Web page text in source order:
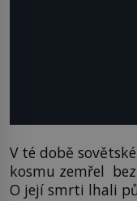
V té době
kosmu zemřel
O její smrti lhali